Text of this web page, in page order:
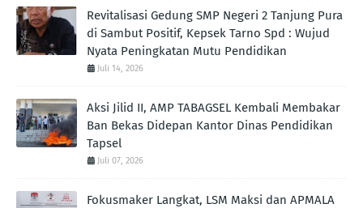
Revitalisasi Gedung SMP Negeri 2 Tanjung Pura
di Sambut Positif, Kepsek Tarno Spd : Wujud
Nyata Peningkatan Mutu Pendidikan
Juli 14, 2026
Aksi Jilid II, AMP TABAGSEL Kembali Membakar
Ban Bekas Didepan Kantor Dinas Pendidikan
Tapsel
Juli 07, 2026
Fokusmaker Langkat, LSM Maksi dan APMALA